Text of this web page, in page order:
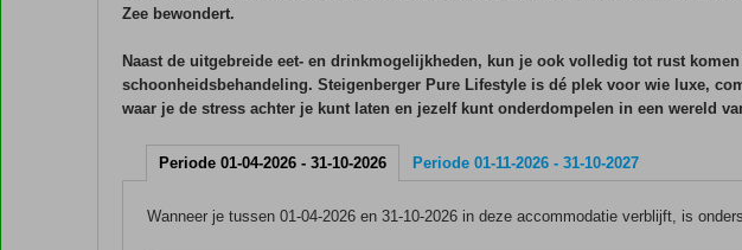
Zee bewondert.
Naast de uitgebreide eet- en drinkmogelijkheden, kun je ook volledig tot rust
schoonheidsbehandeling. Steigenberger Pure Lifestyle is dé plek voor wie luxe,
waar je de stress achter je kunt laten en jezelf kunt onderdompelen in een wereld
Periode 01-04-2026 - 31-10-2026 Periode 01-11-2026 - 31-10-2027
Wanneer je tussen 01-04-2026 en 31-10-2026 in deze accommodatie verblijft, is